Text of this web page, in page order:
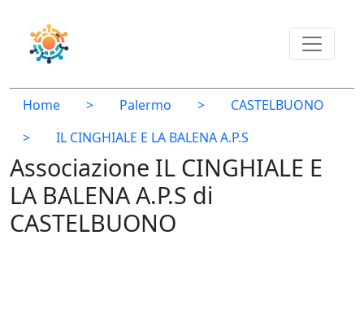
Home > Palermo >
CASTELBUONO
>
IL CINGHIALE E LA BALENA A.P.S
Associazione IL CINGHIALE E
LA BALENA A.P.S di
CASTELBUONO